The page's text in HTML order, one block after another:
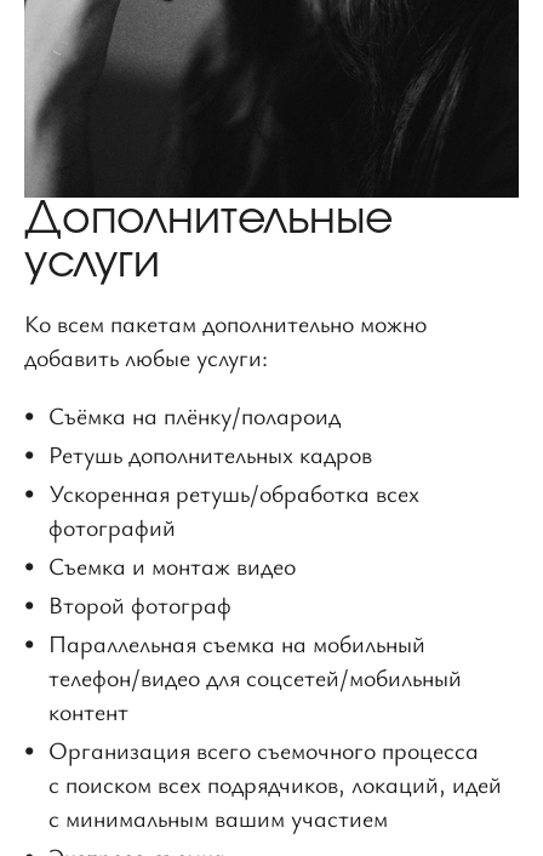
Дополнительные
услуги
Ко всем пакетам дополнительно можно
добавить любые услуги:
Съёмка на плёнку/полароид
Ретушь дополнительных кадров
Ускоренная ретушь/обработка всех
фотографий
Съемка и монтаж видео
Второй фотограф
Параллельная съемка на мобильный
телефон/видео для соцсетей/мобильный
контент
Организация всего съемочного процесса
с поиском всех подрядчиков, локаций, идей
с минимальным вашим участием